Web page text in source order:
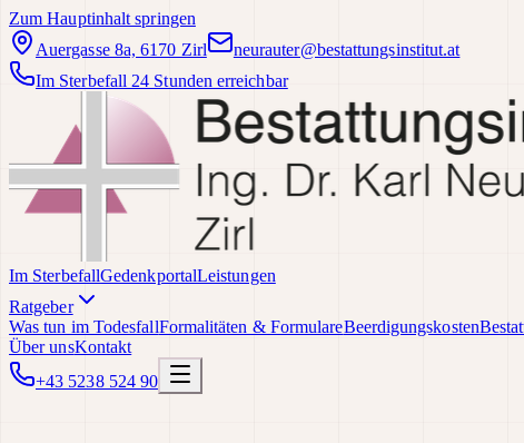
Zum Hauptinhalt springen
Auergasse 8a, 6170 Zirl
neurauter@bestattungsinstitut.at
Im Sterbefall 24 Stunden erreichbar
Im SterbefallGedenkportalLeistungen
Ratgeber
Was tun im TodesfallFormalitäten & FormulareBeerdigungskosten
Über unsKontakt
+43 5238 524 90